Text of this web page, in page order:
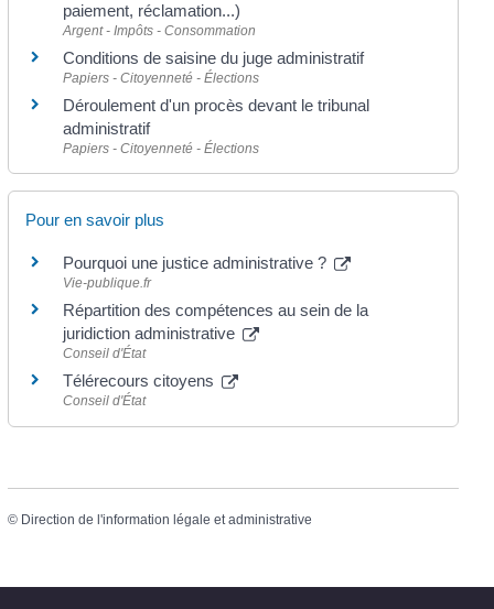
paiement, réclamation...)
Argent - Impôts - Consommation
Conditions de saisine du juge administratif
Papiers - Citoyenneté - Élections
Déroulement d'un procès devant le tribunal
administratif
Papiers - Citoyenneté - Élections
Pour en savoir plus
Pourquoi une justice administrative ?
Vie-publique.fr
Répartition des compétences au sein de la
juridiction administrative
Conseil d'État
Télérecours citoyens
Conseil d'État
© Direction de l'information légale et administrative